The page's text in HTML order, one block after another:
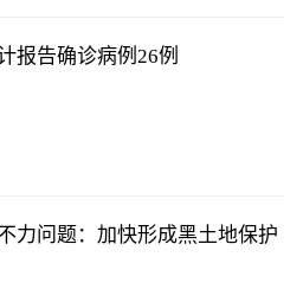
报告确诊病例26例
力问题：加快形成黑土地保护